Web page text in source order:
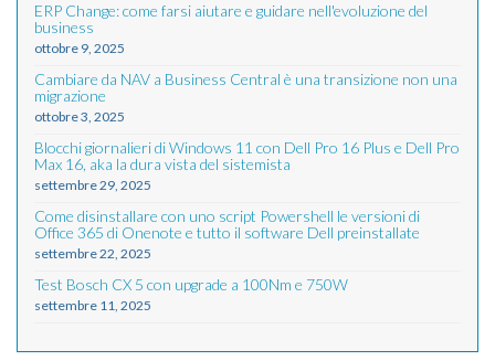
ERP Change: come farsi aiutare e guidare nell'evoluzione del
business
ottobre 9, 2025
Cambiare da NAV a Business Central è una transizione non una
migrazione
ottobre 3, 2025
Blocchi giornalieri di Windows 11 con Dell Pro 16 Plus e Dell Pro
Max 16, aka la dura vista del sistemista
settembre 29, 2025
Come disinstallare con uno script Powershell le versioni di
Office 365 di Onenote e tutto il software Dell preinstallate
settembre 22, 2025
Test Bosch CX 5 con upgrade a 100Nm e 750W
settembre 11, 2025